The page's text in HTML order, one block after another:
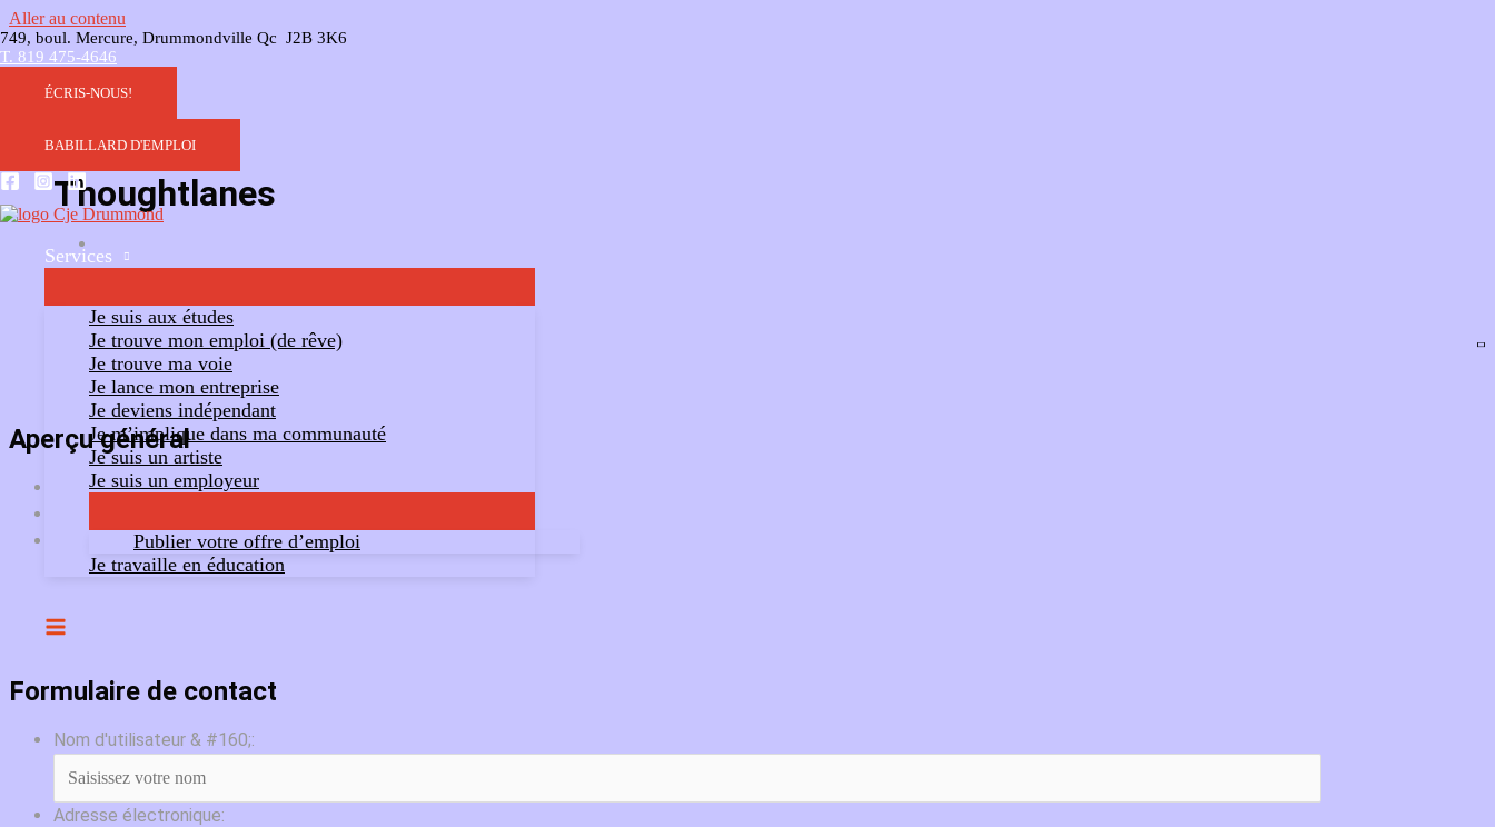
Aller au contenu
749, boul. Mercure, Drummondville Qc J2B 3K6
T. 819 475-4646
ÉCRIS-NOUS!
BABILLARD D'EMPLOI
Services
Je suis aux études
Je trouve mon emploi (de rêve)
Je trouve ma voie
Je lance mon entreprise
Je deviens indépendant
Je m’implique dans ma communauté
Je suis un artiste
Je suis un employeur
Publier votre offre d’emploi
Je travaille en éducation
Thoughtlanes
Aperçu général
Formulaire de contact
Nom d'utilisateur & #160;:
Adresse électronique: